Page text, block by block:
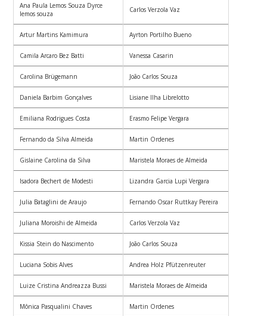
Ana Paula Lemos Souza Dyrce
lemos souza
Carlos Verzola Vaz
Artur Martins Kamimura Ayrton Portilho Bueno
Camila Arcaro Bez Batti Vanessa Casarin
Carolina Brügemann João Carlos Souza
Daniela Barbim Gonçalves Lisiane Ilha Librelotto
Emiliana Rodrigues Costa Erasmo Felipe Vergara
Fernando da Silva Almeida Martin Ordenes
Gislaine Carolina da Silva Maristela Moraes de Almeida
Isadora Bechert de Modesti Lizandra Garcia Lupi Vergara
Julia Bataglini de Araujo Fernando Oscar Ruttkay Pereira
Juliana Moroishi de Almeida Carlos Verzola Vaz
Kissia Stein do Nascimento João Carlos Souza
Luciana Sobis Alves Andrea Holz Pfützenreuter
Luize Cristina Andreazza Bussi Maristela Moraes de Almeida
Mônica Pasqualini Chaves Martin Ordenes